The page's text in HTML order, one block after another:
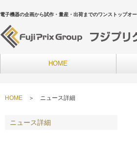
電子機器の企画から試作・量産・出荷までのワンストップオ
HOME
HOME ＞ ニュース詳細
ニュース詳細